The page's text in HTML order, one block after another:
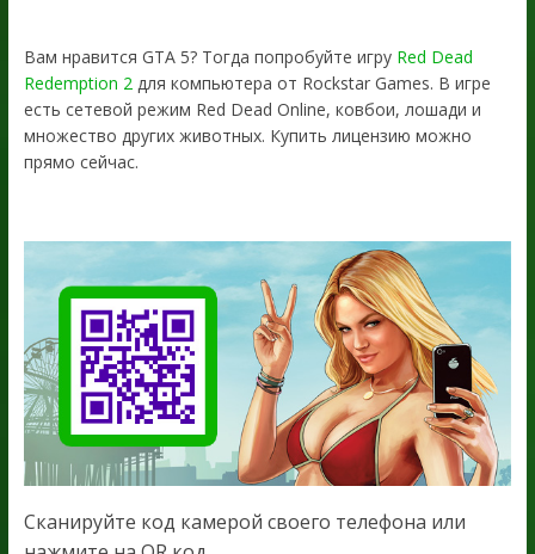
Вам нравится GTA 5? Тогда попробуйте игру Red Dead
Redemption 2для компьютера от Rockstar Games. В игре
есть сетевой режим Red Dead Online, ковбои, лошади и
множество других животных. Купить лицензию можно
прямо сейчас.
Сканируйте код камерой своего телефона или